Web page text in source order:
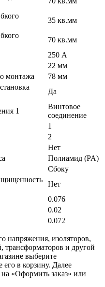
35 кв.мм
70 кв.мм
250 А
22 мм
монтажа
78 мм
Да
1
Винтовое
соединение
1
2
Нет
Полиамид (PA)
Сбоку
Нет
0.076
0.02
0.072
напряжения, изоляторов,
трансформаторов и другой
выберите
в корзину. Далее
«Оформить заказ» или